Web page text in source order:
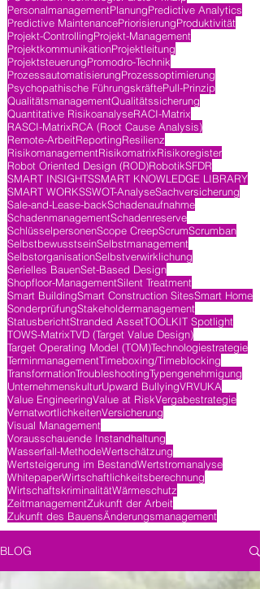
PersonalmanagementPlanungPredictive Analytics
Predictive MaintenancePriorisierungProduktivität
Projekt-ControllingProjekt-Management
ProjektkommunikationProjektleitung
ProjektsteuerungPromodro-Technik
ProzessautomatisierungProzessoptimierung
Psychopathische FührungskräftePull-Prinzip
QualitätsmanagementQualitätssicherung
Quantitative RisikoanalyseRACI-Matrix
RASCI-MatrixRCA (Root Cause Analysis)
Remote-ArbeitReportingResilienz
RisikomanagementRisikomatrixRisikoregister
Robot Oriented Design (ROD)RobotikSFDR
SMART INSIGHTSSMART KNOWLEDGE LIBRARY
SMART WORKSSWOT-AnalyseSachversicherung
Sale-and-Lease-backSchadenaufnahme
SchadenmanagementSchadenreserve
SchlüsselpersonenScope CreepScrumScrumban
SelbstbewusstseinSelbstmanagement
SelbstorganisationSelbstverwirklichung
Serielles BauenSet-Based Design
Shopfloor-ManagementSilent Treatment
Smart BuildingSmart Construction SitesSmart Home
SonderprüfungStakeholdermanagement
StatusberichtStranded AssetTOOLKIT Spotlight
TOWS-MatrixTVD (Target Value Design)
Target Operating Model (TOM)Technologiestrategie
TerminmanagementTimeboxing/Timeblocking
TransformationTroubleshootingTypengenehmigung
UnternehmenskulturUpward BullyingVRVUKA
Value EngineeringValue at RiskVergabestrategie
VernatwortlichkeitenVersicherung
Visual Management
Vorausschauende Instandhaltung
Wasserfall-MethodeWertschätzung
Wertsteigerung im BestandWertstromanalyse
WhitepaperWirtschaftlichkeitsberechnung
WirtschaftskriminalitätWärmeschutz
ZeitmanagementZukunft der Arbeit
Zukunft des BauensÄnderungsmanagement
BLOG